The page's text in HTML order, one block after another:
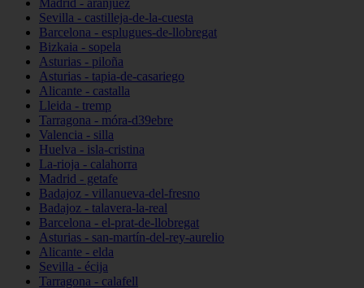
Madrid - aranjuez
Sevilla - castilleja-de-la-cuesta
Barcelona - esplugues-de-llobregat
Bizkaia - sopela
Asturias - piloña
Asturias - tapia-de-casariego
Alicante - castalla
Lleida - tremp
Tarragona - móra-d39ebre
Valencia - silla
Huelva - isla-cristina
La-rioja - calahorra
Madrid - getafe
Badajoz - villanueva-del-fresno
Badajoz - talavera-la-real
Barcelona - el-prat-de-llobregat
Asturias - san-martín-del-rey-aurelio
Alicante - elda
Sevilla - écija
Tarragona - calafell